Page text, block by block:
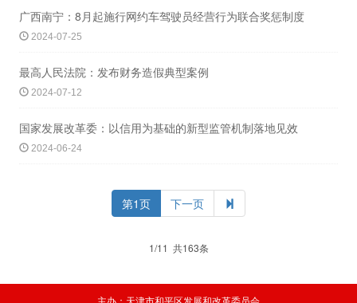
广西南宁：8月起施行网约车驾驶员经营行为联合奖惩制度
2024-07-25
最高人民法院：发布财务造假典型案例
2024-07-12
国家发展改革委：以信用为基础的新型监管机制落地见效
2024-06-24
第1页 下一页
1/11 共163条
主办：天津市和平区发展和改革委员会